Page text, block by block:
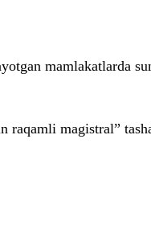
mamlakatlarda
magistral”